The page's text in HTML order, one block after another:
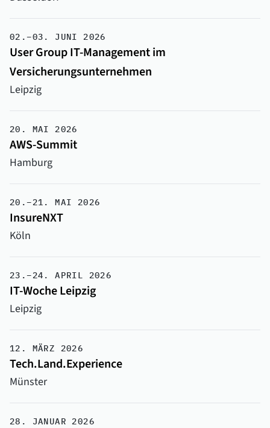
02.–03. JUNI 2026
User Group IT-Management im
Versicherungsunternehmen
Leipzig
20. MAI 2026
AWS-Summit
Hamburg
20.–21. MAI 2026
InsureNXT
Köln
23.–24. APRIL 2026
IT-Woche Leipzig
Leipzig
12. MÄRZ 2026
Tech.Land.Experience
Münster
28. JANUAR 2026